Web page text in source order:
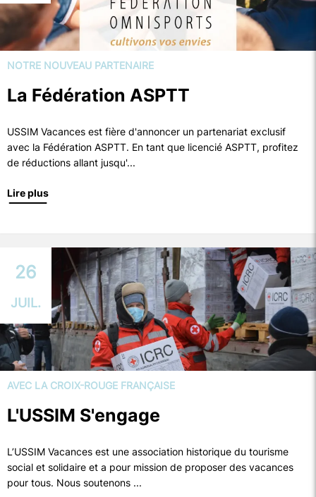
NOTRE NOUVEAU PARTENAIRE
La Fédération ASPTT
USSIM Vacances est fière d'annoncer un partenariat exclusif
avec la Fédération ASPTT. En tant que licencié ASPTT, profitez
de réductions allant jusqu'...
Lire plus
26
JUIL.
AVEC LA CROIX-ROUGE FRANÇAISE
L'USSIM S'engage
L’USSIM Vacances est une association historique du tourisme
social et solidaire et a pour mission de proposer des vacances
pour tous. Nous soutenons ...